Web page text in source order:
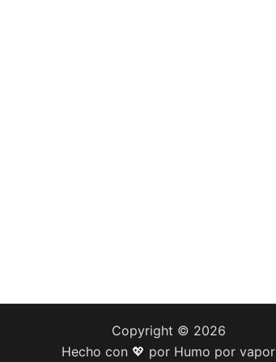
Copyright © 2026
Hecho con 💖 por Humo por vapor